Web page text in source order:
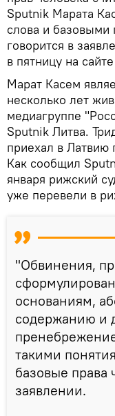
Sputnik Марата
слова и базовыми
говорится в
в пятницу на
Марат Касем
несколько лет
медиагруппе
Sputnik Литва.
приехал в Латвию
Как сообщил
января рижский
уже перевели в
"Обвинения,
основаниям,
содержанию и
такими
базовые права
заявлении.